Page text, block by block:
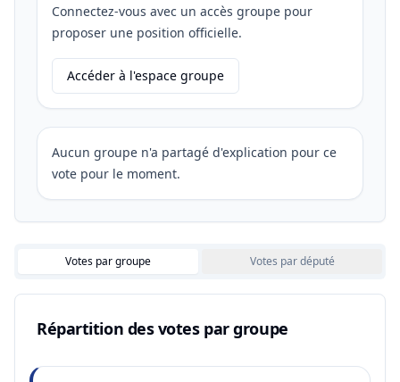
Connectez-vous avec un accès groupe pour
proposer une position officielle.
Accéder à l'espace groupe
Aucun groupe n'a partagé d'explication pour ce
vote pour le moment.
Votes par groupe Votes par député
Répartition des votes par groupe